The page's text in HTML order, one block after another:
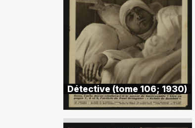
Détective (tome 106; 1930)